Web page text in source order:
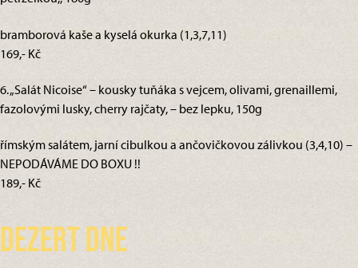
bramborová kaše a kyselá okurka (1,3,7,11)
169,- Kč
6. „Salát Nicoise“ – kousky tuňáka s vejcem, olivami, grenaillemi,
fazolovými lusky, cherry rajčaty, – bez lepku, 150g
římským salátem, jarní cibulkou a ančovičkovou zálivkou (3,4,10) –
NEPODÁVÁME DO BOXU !!
189,- Kč
Dezert dne